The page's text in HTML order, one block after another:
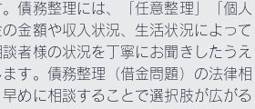
債務整理には、「任意整理」「個人
金額や収入状況、生活状況によって
者様の状況を丁寧にお聞きしたうえ
す。債務整理（借金問題）の法律相
めに相談することで選択肢が広がる